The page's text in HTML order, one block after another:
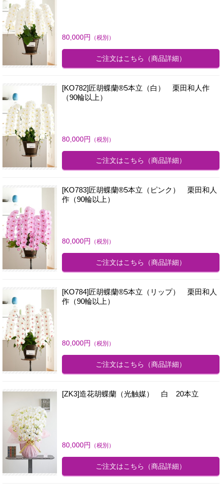
80,000円 （税別）
ご注文はこちら （商品詳細）
[KO782]匠胡蝶蘭®5本立（白） 栗田和人作
（90輪以上）
80,000円 （税別）
ご注文はこちら （商品詳細）
[KO783]匠胡蝶蘭®5本立（ピンク） 栗田和人
作（90輪以上）
80,000円 （税別）
ご注文はこちら （商品詳細）
[KO784]匠胡蝶蘭®5本立（リップ） 栗田和人
作（90輪以上）
80,000円 （税別）
ご注文はこちら （商品詳細）
[ZK3]造花胡蝶蘭（光触媒） 白 20本立
80,000円 （税別）
ご注文はこちら （商品詳細）